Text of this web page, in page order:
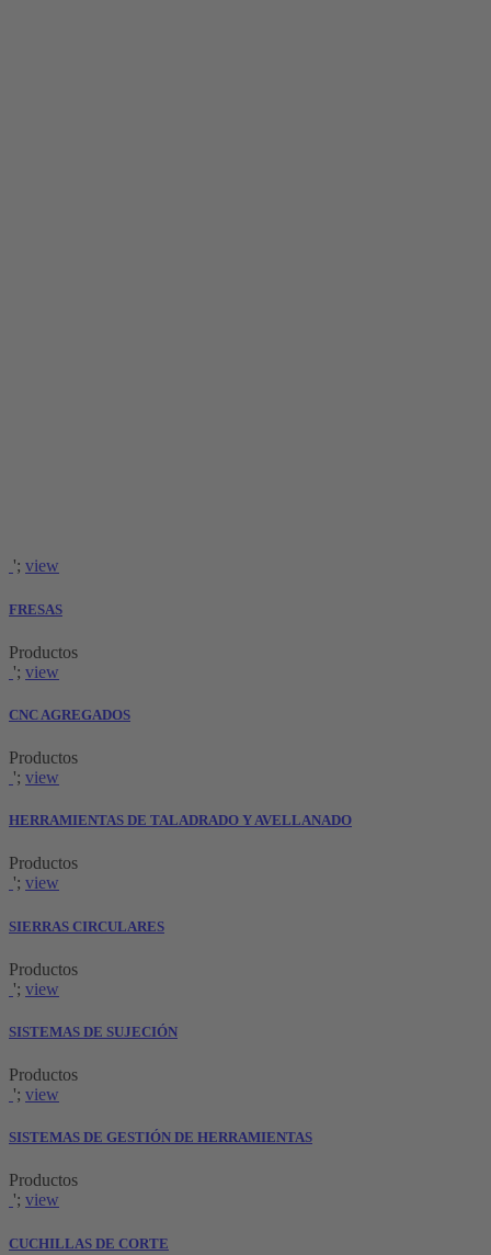
'; view
FRESAS
Productos
'; view
CNC AGREGADOS
Productos
'; view
HERRAMIENTAS DE TALADRADO Y AVELLANADO
Productos
'; view
SIERRAS CIRCULARES
Productos
'; view
SISTEMAS DE SUJECIÓN
Productos
'; view
SISTEMAS DE GESTIÓN DE HERRAMIENTAS
Productos
'; view
CUCHILLAS DE CORTE